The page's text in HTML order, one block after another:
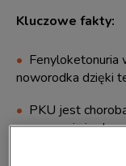
Kluczowe fakty:
Fenyloketonuria
noworodka dzięki
PKU jest
rozpoznaniu i
wystąpieniu